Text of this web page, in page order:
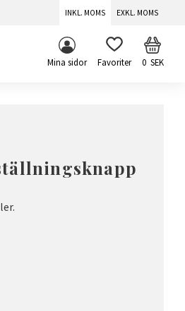
INKL. MOMS EXKL. MOMS
Mina sidor FAVORITER 0SEK